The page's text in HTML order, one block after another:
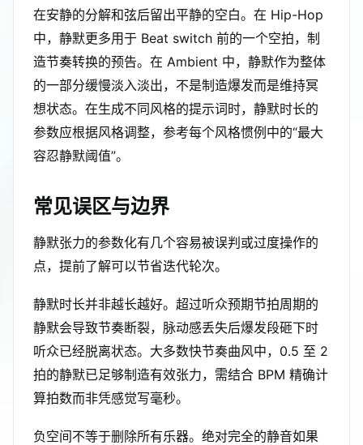
在安静的分解和弦后留出平静的空白。在 Hip-Hop
中，静默更多用于 Beat switch 前的一个空拍，制
造节奏转换的预告。在 Ambient 中，静默作为整体
的一部分缓慢淡入淡出，不是制造爆发而是维持冥
想状态。在生成不同风格的提示词时，静默时长的
参数应根据风格调整，参考每个风格惯例中的“最大
容忍静默阈值”。
常见误区与边界
静默张力的参数化有几个容易被误判或过度操作的
点，提前了解可以节省迭代轮次。
静默时长并非越长越好。超过听众预期节拍周期的
静默会导致节奏断裂，脉动感丢失后爆发段砸下时
听众已经脱离状态。大多数快节奏曲风中，0.5 至 2
拍的静默已足够制造有效张力，需结合 BPM 精确计
算拍数而非凭感觉写毫秒。
负空间不等于删除所有乐器。绝对完全的静音如果